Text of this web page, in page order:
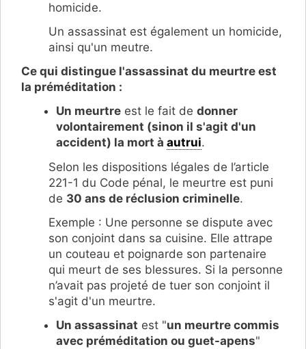
homicide.
Un assassinat est également un homicide,
ainsi qu'un meutre.
Ce qui distingue l'assassinat du meurtre est
la préméditation :
Un meurtre est le fait de donner
volontairement (sinon il s'agit d'un
accident) la mort à autrui.
Selon les dispositions légales de l’article
221-1 du Code pénal, le meurtre est puni
de 30 ans de réclusion criminelle.
Exemple : Une personne se dispute avec
son conjoint dans sa cuisine. Elle attrape
un couteau et poignarde son partenaire
qui meurt de ses blessures. Si la personne
n’avait pas projeté de tuer son conjoint il
s'agit d'un meurtre.
Un assassinat est "un meurtre commis
avec préméditation ou guet-apens"